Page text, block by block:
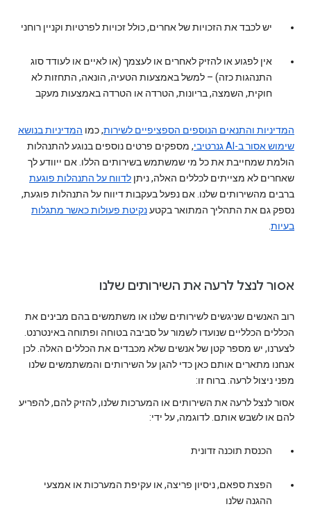
יש לכבד את הזכויות של אחרים, כולל זכויות לפרטיות וקניין רוחני
אין לפגוע או להזיק לאחרים או לעצמך (או לאיים או לעודד סוג
התנהגות כזה) – למשל באמצעות הטעיה, הונאה, התחזות לא
חוקית, השמצה, בריונות, הטרדה או הטרדה באמצעות מעקב
המדיניות והתנאים הנוספים הספציפיים לשירות, כמו המדיניות בנושא
שימוש אסור ב-AI גנרטיבי
, מספקים פרטים נוספים בנוגע להתנהלות
הולמת שמחייבת את כל מי שמשתמש בשירותים הללו. אם ייוודע לך
שאחרים לא מצייתים לכללים האלה, ניתן לדווח על התנהלות פוגעת
ברבים מהשירותים שלנו. אם נפעל בעקבות דיווח על התנהלות פוגעת,
נספק גם את התהליך המתואר בקטענקיטת פעולות כאשר מתגלות
בעיות.
אסור לנצל לרעה את השירותים שלנו
רוב האנשים שניגשים לשירותים שלנו או משתמשים בהם מבינים את
הכללים הכלליים שנועדו לשמור על סביבה בטוחה ופתוחה באינטרנט.
לצערנו, יש מספר קטן של אנשים שלא מכבדים את הכללים האלה. לכן
אנחנו מתארים אותם כאן כדי להגן על השירותים והמשתמשים שלנו
מפני ניצול לרעה. ברוח זו:
אסור לנצל לרעה את השירותים או המערכות שלנו, להזיק להם, להפריע
להם או לשבש אותם. לדוגמה, על ידי:
הכנסת תוכנה זדונית
הפצת ספאם, ניסיון פריצה, או עקיפת המערכות או אמצעי
ההגנה שלנו